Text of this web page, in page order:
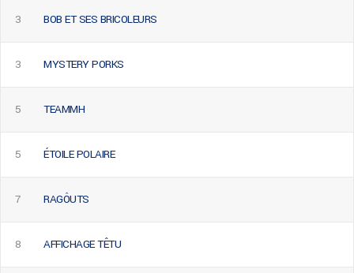
3 BOB ET SES BRICOLEURS
3 MYSTERY PORKS
5 TEAMMH
5 ÉTOILE POLAIRE
7 RAGÔUTS
8 AFFICHAGE TÊTU